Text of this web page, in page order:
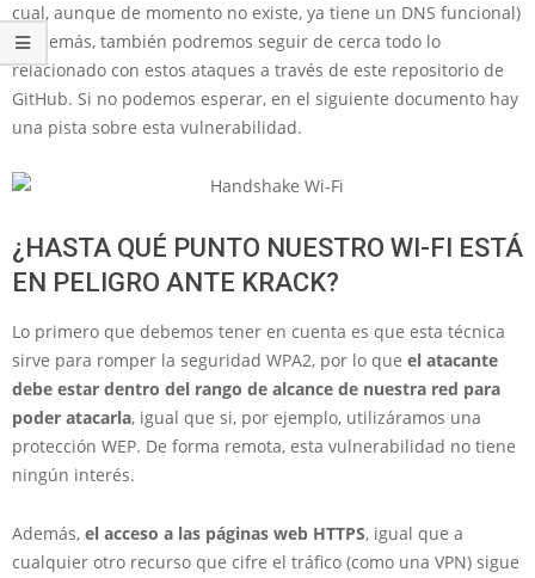
cual, aunque de momento no existe, ya tiene un DNS funcional)
y, además, también podremos seguir de cerca todo lo
relacionado con estos ataques a través de este repositorio de
GitHub. Si no podemos esperar, en el siguiente documento hay
una pista sobre esta vulnerabilidad.
¿HASTA QUÉ PUNTO NUESTRO WI-FI ESTÁ
EN PELIGRO ANTE KRACK?
Lo primero que debemos tener en cuenta es que esta técnica
sirve para romper la seguridad WPA2, por lo que el atacante
debe estar dentro del rango de alcance de nuestra red para
poder atacarla, igual que si, por ejemplo, utilizáramos una
protección WEP. De forma remota, esta vulnerabilidad no tiene
ningún interés.
Además, el acceso a las páginas web HTTPS, igual que a
cualquier otro recurso que cifre el tráfico (como una VPN) sigue